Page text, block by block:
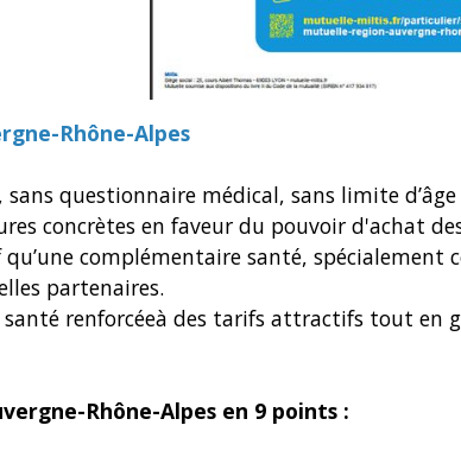
Rhône-Alpes
sans questionnaire médical, sans limite
concrètes en faveur du pouvoir d'achat
qu’une complémentaire santé, spécialement
partenaires.
santé renforcéeà des tarifs attractifs tout
Rhône-Alpes en 9 points :